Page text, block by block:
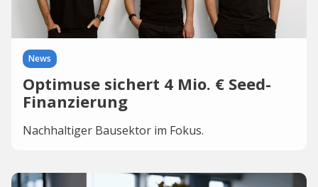
News
Optimuse sichert 4 Mio. € Seed-
Finanzierung
Nachhaltiger Bausektor im Fokus.